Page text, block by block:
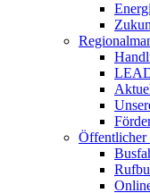
Öffentlicher